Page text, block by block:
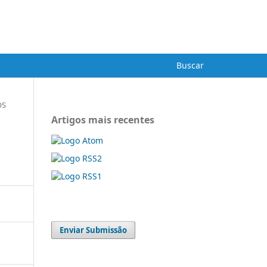
Buscar
Artigos mais recentes
Enviar Submissão